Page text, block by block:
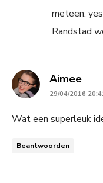
meteen:
Randstad
Aimeesays:
29/04/2016
Wat een superleuk
Beantwoorden